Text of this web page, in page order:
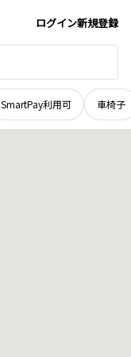
ログイン新規登録
SmartPay利用可 車椅子